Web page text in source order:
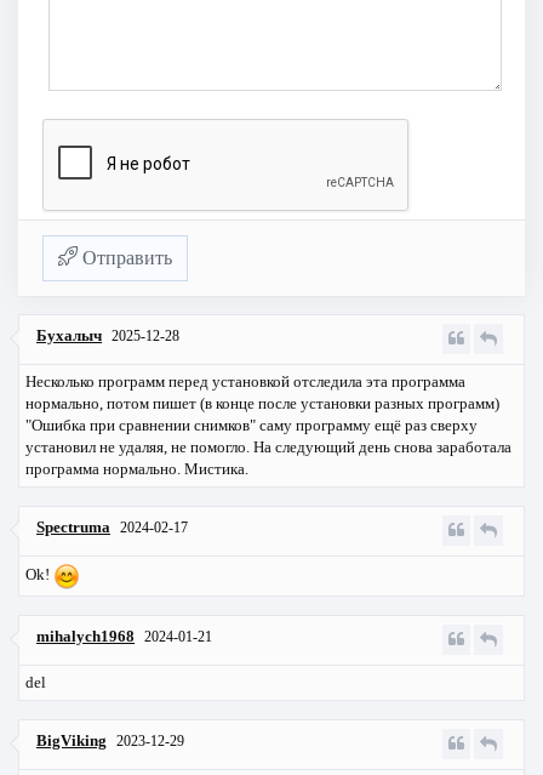
Отправить
Бухалыч 2025-12-28
Несколько программ перед установкой отследила эта программа
нормально, потом пишет (в конце после установки разных программ)
"Ошибка при сравнении снимков" саму программу ещё раз сверху
установил не удаляя, не помогло. На следующий день снова заработала
программа нормально. Мистика.
Spectruma 2024-02-17
Ok!
mihalych1968 2024-01-21
del
BigViking 2023-12-29